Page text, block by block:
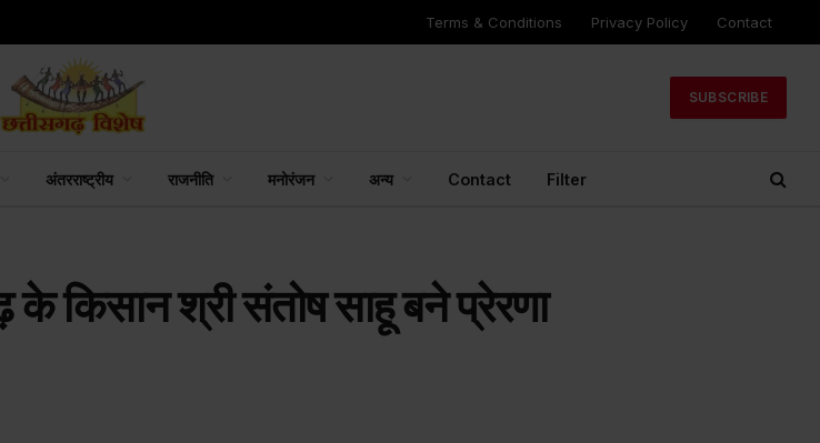
Terms & Conditions Privacy Policy Contact
SUBSCRIBE
अंतरराष्ट्रीय राजनीति मनोरंजन अन्य Contact Filter
किसान श्री संतोष साहू बने प्रेरणा